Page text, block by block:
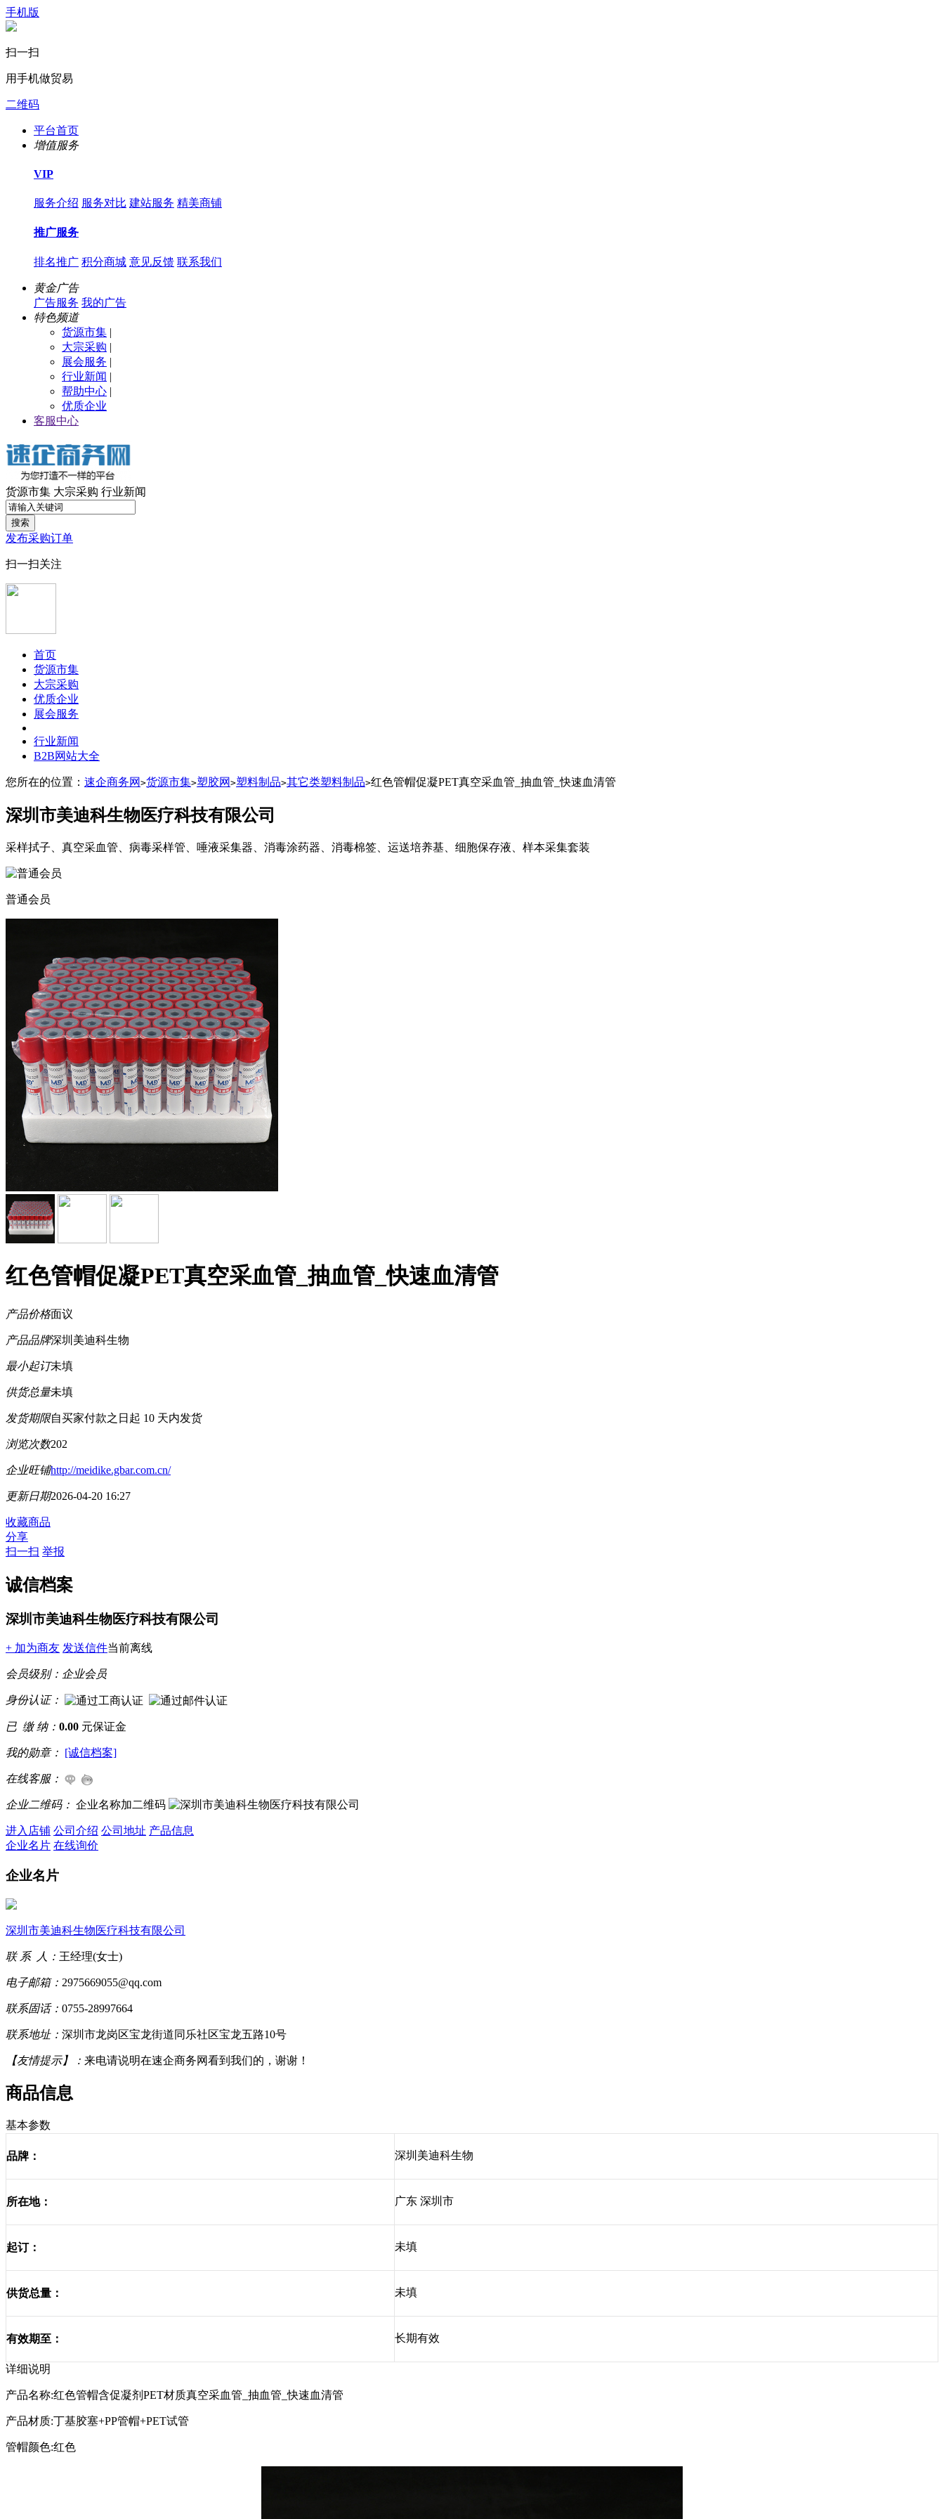
手机版
扫一扫
用手机做贸易
二维码
平台首页
增值服务
VIP
服务介绍 服务对比 建站服务 精美商铺
推广服务
排名推广 积分商城 意见反馈 联系我们
黄金广告
广告服务 我的广告
特色频道
货源市集 |
大宗采购 |
展会服务 |
行业新闻 |
帮助中心 |
优质企业
客服中心
货源市集 大宗采购 行业新闻
搜索
发布采购订单
扫一扫关注
首页
货源市集
大宗采购
优质企业
展会服务
行业新闻
B2B网站大全
您所在的位置： 速企商务网 >货源市集>塑胶网 >塑料制品>其它类塑料制品>红色管帽促凝PET真空采血管_抽血管_快速血清管
深圳市美迪科生物医疗科技有限公司
采样拭子、真空采血管、病毒采样管、唾液采集器、消毒涂药器、消毒棉签、运送培养基、细胞保存液、样本采集套装
普通会员
红色管帽促凝PET真空采血管_抽血管_快速血清管
产品价格面议
产品品牌深圳美迪科生物
最小起订未填
供货总量未填
发货期限自买家付款之日起 10 天内发货
浏览次数202
企业旺铺http://meidike.gbar.com.cn/
更新日期2026-04-20 16:27
收藏商品
分享
扫一扫 举报
诚信档案
深圳市美迪科生物医疗科技有限公司
+ 加为商友 发送信件当前离线
会员级别： 企业会员
身份认证：
已 缴 纳： 0.00 元保证金
我的勋章： [诚信档案]
在线客服：
企业二维码： 企业名称加二维码
进入店铺 公司介绍 公司地址 产品信息
企业名片 在线询价
企业名片
深圳市美迪科生物医疗科技有限公司
联 系 人： 王经理(女士)
电子邮箱： 2975669055@qq.com
联系固话： 0755-28997664
联系地址： 深圳市龙岗区宝龙街道同乐社区宝龙五路10号
【友情提示】： 来电请说明在速企商务网看到我们的，谢谢！
商品信息
基本参数
品牌： 深圳美迪科生物
所在地： 广东 深圳市
起订： 未填
供货总量： 未填
有效期至： 长期有效
详细说明
产品名称:红色管帽含促凝剂PET材质真空采血管_抽血管_快速血清管
产品材质:丁基胶塞+PP管帽+PET试管
管帽颜色:红色